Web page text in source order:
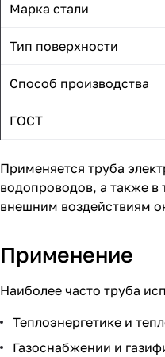
Марка стали
Тип поверхности
Способ производства
ГОСТ
Применяется труба
водопроводов, а также
внешним воздействиям
Применение
Наиболее часто труба
Теплоэнергетике и
Газоснабжении и